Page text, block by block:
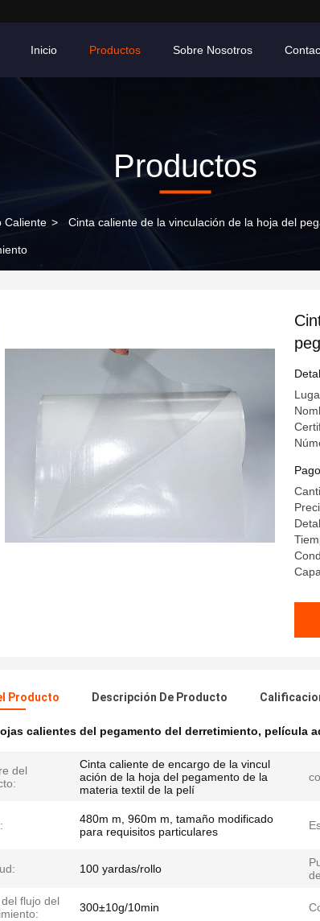
Inicio Productos Sobre Nosotros
Productos
Caliente > Cinta caliente de la vinculación de la hoja del
Producto Descripción De Producto
calientes del pegamento del derretimiento, película
del
Cinta caliente de encargo de la vincul
ación de la hoja del pegamento de la
materia textil de la pelí
480m m, 960m m, tamaño modificado
para requisitos particulares
100 yardas/rollo
flujo del
300±10g/10min